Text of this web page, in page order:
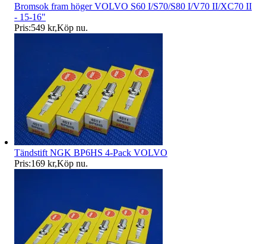
Bromsok fram höger VOLVO S60 I/S70/S80 I/V70 II/XC70 II
- 15-16"
Pris:549 kr,Köp nu.
Tändstift NGK BP6HS 4-Pack VOLVO
Pris:169 kr,Köp nu.